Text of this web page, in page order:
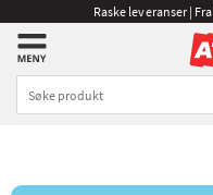
Raske leveranser |